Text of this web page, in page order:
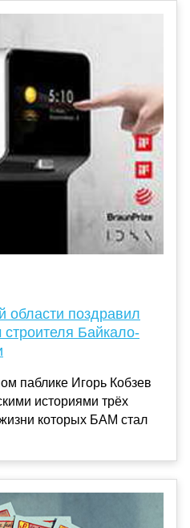
области поздравил
Байкало-
паблике Игорь Кобзев
историями трёх
которых БАМ стал